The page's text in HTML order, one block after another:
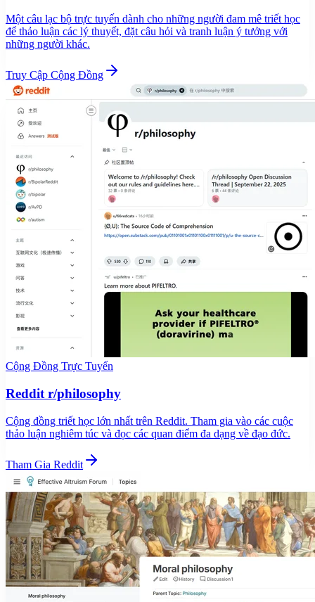
Một câu lạc bộ trực tuyến dành cho những người đam mê triết học
để thảo luận các lý thuyết, đặt câu hỏi và tranh luận ý tưởng với
những người khác.
Truy Cập Cộng Đồng
Cộng Đồng Trực Tuyến
Reddit r/philosophy
Cộng đồng triết học lớn nhất trên Reddit. Tham gia vào các cuộc
thảo luận nghiêm túc và đọc các quan điểm đa dạng về đạo đức.
Tham Gia Reddit